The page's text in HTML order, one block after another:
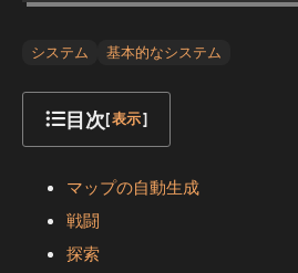
システム
基本的なシステム
目次[表示]
マップの自動生成
戦闘
探索